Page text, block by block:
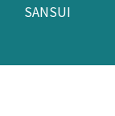
SANSUI